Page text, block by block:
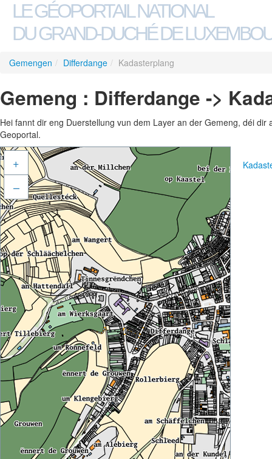
LE GÉOPORTAIL NATIONAL
DU GRAND-DUCHÉ DE
Gemengen / Differdange / Kadasterplang
Gemeng : Differdange ->
Hei fannt dir eng Duerstellung vun dem Layer an der Gemeng, déi
Geoportal.
+
–